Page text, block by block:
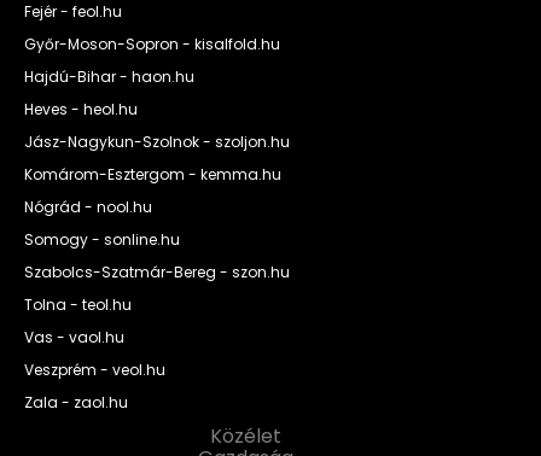
Fejér - feol.hu
Győr-Moson-Sopron - kisalfold.hu
Hajdú-Bihar - haon.hu
Heves - heol.hu
Jász-Nagykun-Szolnok - szoljon.hu
Komárom-Esztergom - kemma.hu
Nógrád - nool.hu
Somogy - sonline.hu
Szabolcs-Szatmár-Bereg - szon.hu
Tolna - teol.hu
Vas - vaol.hu
Veszprém - veol.hu
Zala - zaol.hu
Közélet